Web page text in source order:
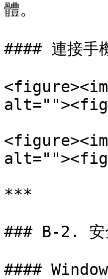
體。
#### 連接手
***
### B-2. 安
####